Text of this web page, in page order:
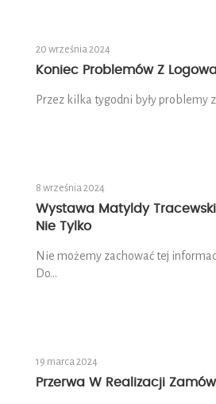
20 września 2024
Koniec Problemów Z
Przez kilka tygodni były problemy
8 września 2024
Wystawa Matyldy
Nie Tylko
Nie możemy zachować tej
Do…
19 marca 2024
Przerwa W Realizacji